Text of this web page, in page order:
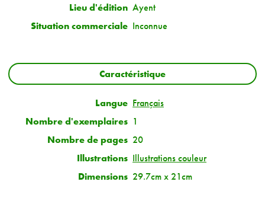
Lieu d'édition Ayent
Situation commerciale Inconnue
Caractéristique
Langue Français
Nombre d'exemplaires 1
Nombre de pages 20
Illustrations Illustrations couleur
Dimensions 29.7cm x 21cm